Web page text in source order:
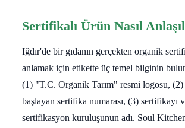
Sertifikalı Ürün Nasıl
Iğdır'de bir gıdanın gerçekten organik
anlamak için etikette üç temel bilginin
(1) "T.C. Organik Tarım" resmi logosu,
başlayan sertifika numarası, (3) sertifikayı
sertifikasyon kuruluşunun adı. Soul